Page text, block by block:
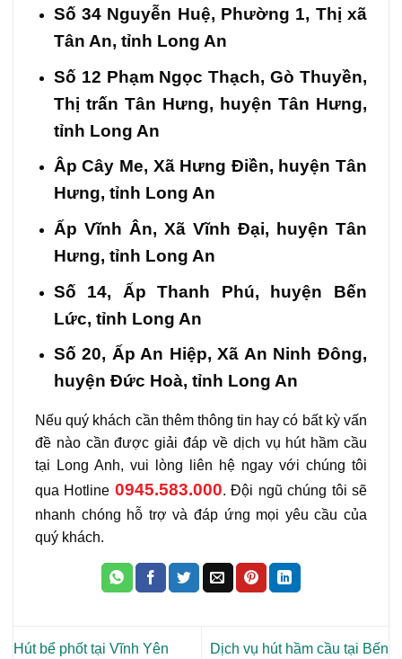
Số 34 Nguyễn Huệ, Phường 1, Thị xã
Tân An, tỉnh Long An
Số 12 Phạm Ngọc Thạch, Gò Thuyền,
Thị trấn Tân Hưng, huyện Tân Hưng,
tỉnh Long An
Âp Cây Me, Xã Hưng Điền, huyện Tân
Hưng, tỉnh Long An
Ấp Vĩnh Ân, Xã Vĩnh Đại, huyện Tân
Hưng, tỉnh Long An
Số 14, Ấp Thanh Phú, huyện Bến
Lức, tỉnh Long An
Số 20, Ấp An Hiệp, Xã An Ninh Đông,
huyện Đức Hoà, tỉnh Long An
Nếu quý khách cần thêm thông tin hay có bất kỳ vấn
đề nào cần được giải đáp về dịch vụ hút hầm cầu
tại Long Anh, vui lòng liên hệ ngay với chúng tôi
qua Hotline 0945.583.000. Đội ngũ chúng tôi sẽ
nhanh chóng hỗ trợ và đáp ứng mọi yêu cầu của
quý khách.
Hút bể phốt tại Vĩnh Yên
Dịch vụ hút hầm cầu tại Bến